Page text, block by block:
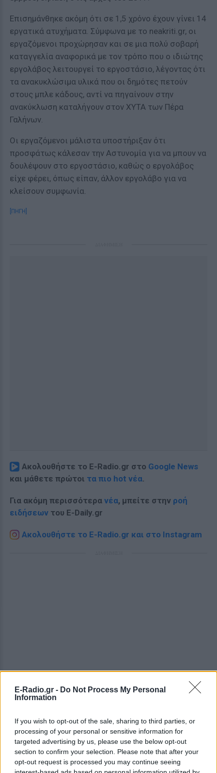
E-Radio.gr - Do Not Process My Personal
Information
If you wish to opt-out of the sale, sharing to third parties, or
processing of your personal or sensitive information for
targeted advertising by us, please use the below opt-out
section to confirm your selection. Please note that after your
opt-out request is processed you may continue seeing
Επισημάνθηκε ακόμη ότι σε 1,5 χρόνο έχουν γίνει 14
εργατικά ατυχήματα. Σύμφωνα με το neakriti.gr, οι
εργαζόμενοι προχώρησαν και σε μια πολύ σοβαρή
καταγγελία αναφορικά με τον τρόπο που ο ιδιώτης
εργολάβος λειτουργεί το εργοστάσιο, λέγοντας ότι
τα ανακυκλώσιμα υλικά που οι δημότες πετούν
στους μπλε κάδους, αντί να πηγαίνουν στην
ανακύκλωση καταλήγουν στον ΧΥΤΑ των Πέρα
Γαλήνων.
Οι εργαζόμενοι μάλιστα υποστήριξαν ότι
προσφάτως κάλεσαν την Αστυνομία για να μπουν να
δουλέψουν στο εργοστάσιο, καθώς ο εργολάβος
είχε φέρει, όπως είπαν, άλλον εργολάβο για να
κλείσουν συμφωνία.
[ΠΗΓΗ]
Ακολουθήστε το E-Radio.gr στο Google News
και μάθετε πρώτοι τα πιο hot νέα.
Για ακόμη περισσότερα νέα, μπείτε στην ροή
ειδήσεων του E-Daily.gr
Ακολουθήστε το E-Radio.gr και στο Instagram